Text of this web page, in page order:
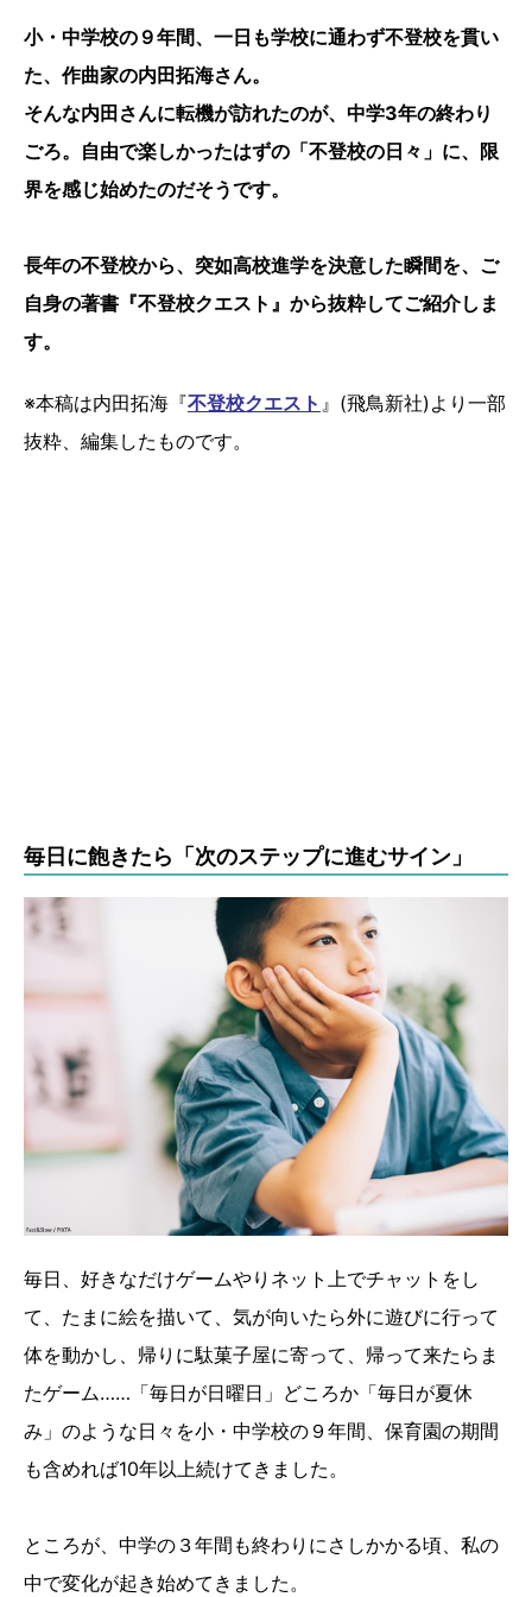
小・中学校の９年間、一日も学校に通わず不登校を貫い
た、作曲家の内田拓海さん。
そんな内田さんに転機が訪れたのが、中学3年の終わり
ごろ。自由で楽しかったはずの「不登校の日々」に、限
界を感じ始めたのだそうです。
長年の不登校から、突如高校進学を決意した瞬間を、ご
自身の著書『不登校クエスト』から抜粋してご紹介しま
す。
※本稿は内田拓海『不登校クエスト 』(飛鳥新社)より一部
抜粋、編集したものです。
毎日に飽きたら「次のステップに進むサイン」
毎日、好きなだけゲームやりネット上でチャットをし
て、たまに絵を描いて、気が向いたら外に遊びに行って
体を動かし、帰りに駄菓子屋に寄って、帰って来たらま
たゲーム……「毎日が日曜日」どころか「毎日が夏休
み」のような日々を小・中学校の９年間、保育園の期間
も含めれば10年以上続けてきました。
ところが、中学の３年間も終わりにさしかかる頃、私の
中で変化が起き始めてきました。